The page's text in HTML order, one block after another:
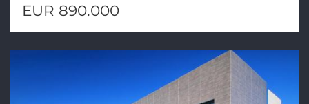
EUR 890.000